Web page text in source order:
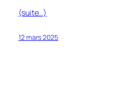
(suite…)
12 mars 2025